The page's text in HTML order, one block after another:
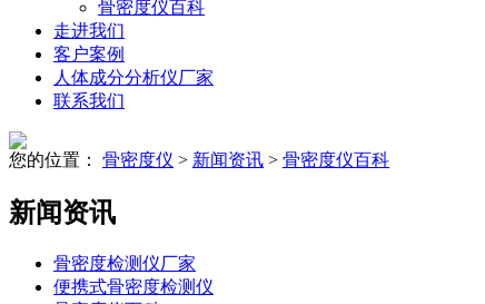
骨密度仪百科
走进我们
客户案例
人体成分分析仪厂家
联系我们
您的位置： 骨密度仪 > 新闻资讯 > 骨密度仪百科
新闻资讯
骨密度检测仪厂家
便携式骨密度检测仪